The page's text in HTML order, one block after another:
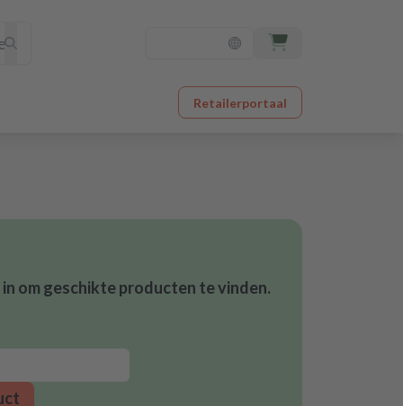
Retailerportaal
om geschikte producten te vinden.